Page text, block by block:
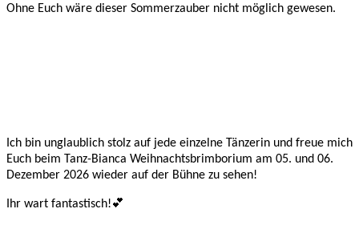
Ohne Euch wäre dieser Sommerzauber nicht möglich gewesen.
Ich bin unglaublich stolz auf jede einzelne Tänzerin und freue mich
Euch beim Tanz-Bianca Weihnachtsbrimborium am 05. und 06.
Dezember 2026 wieder auf der Bühne zu sehen!
Ihr wart fantastisch!💕